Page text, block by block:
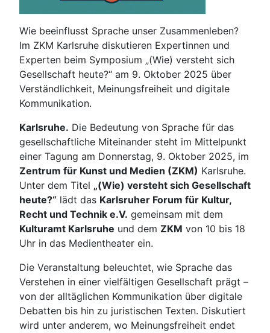
Wie beeinflusst Sprache unser Zusammenleben?
Im ZKM Karlsruhe diskutieren Expertinnen und
Experten beim Symposium „(Wie) versteht sich
Gesellschaft heute?“ am 9. Oktober 2025 über
Verständlichkeit, Meinungsfreiheit und digitale
Kommunikation.
Karlsruhe. Die Bedeutung von Sprache für das
gesellschaftliche Miteinander steht im Mittelpunkt
einer Tagung am Donnerstag, 9. Oktober 2025, im
Zentrum für Kunst und Medien (ZKM) Karlsruhe.
Unter dem Titel „(Wie) versteht sich Gesellschaft
heute?“ lädt das Karlsruher Forum für Kultur,
Recht und Technik e.V. gemeinsam mit dem
Kulturamt Karlsruhe und dem ZKM von 10 bis 18
Uhr in das Medientheater ein.
Die Veranstaltung beleuchtet, wie Sprache das
Verstehen in einer vielfältigen Gesellschaft prägt –
von der alltäglichen Kommunikation über digitale
Debatten bis hin zu juristischen Texten. Diskutiert
wird unter anderem, wo Meinungsfreiheit endet